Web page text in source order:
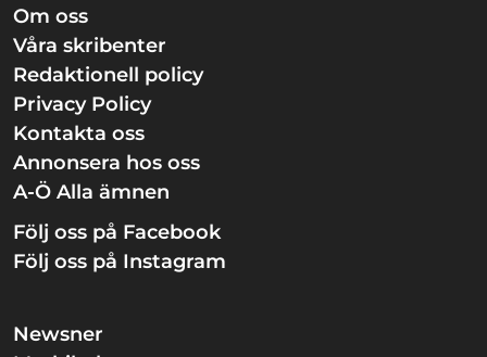
Om oss
Våra skribenter
Redaktionell policy
Privacy Policy
Kontakta oss
Annonsera hos oss
A-Ö Alla ämnen
Följ oss på Facebook
Följ oss på Instagram
Newsner